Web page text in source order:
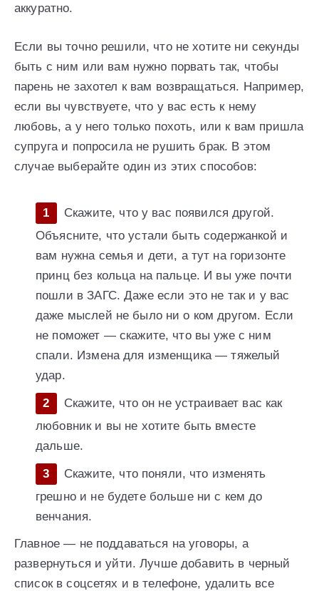
аккуратно.
Если вы точно решили, что не хотите ни секунды
быть с ним или вам нужно порвать так, чтобы
парень не захотел к вам возвращаться. Например,
если вы чувствуете, что у вас есть к нему
любовь, а у него только похоть, или к вам пришла
супруга и попросила не рушить брак. В этом
случае выберайте один из этих способов:
Скажите, что у вас появился другой.
Объясните, что устали быть содержанкой и
вам нужна семья и дети, а тут на горизонте
принц без кольца на пальце. И вы уже почти
пошли в ЗАГС. Даже если это не так и у вас
даже мыслей не было ни о ком другом. Если
не поможет — скажите, что вы уже с ним
спали. Измена для изменщика — тяжелый
удар.
Скажите, что он не устраивает вас как
любовник и вы не хотите быть вместе
дальше.
Скажите, что поняли, что изменять
грешно и не будете больше ни с кем до
венчания.
Главное — не поддаваться на уговоры, а
развернуться и уйти. Лучше добавить в черный
список в соцсетях и в телефоне, удалить все